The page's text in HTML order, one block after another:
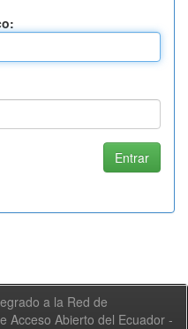
a la Red de
Acceso Abierto del Ecuador -